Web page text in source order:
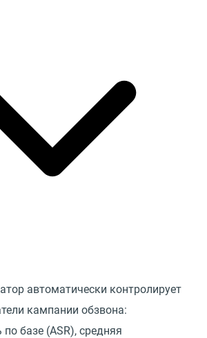
автоматически контролирует
кампании обзвона:
базе (ASR), средняя